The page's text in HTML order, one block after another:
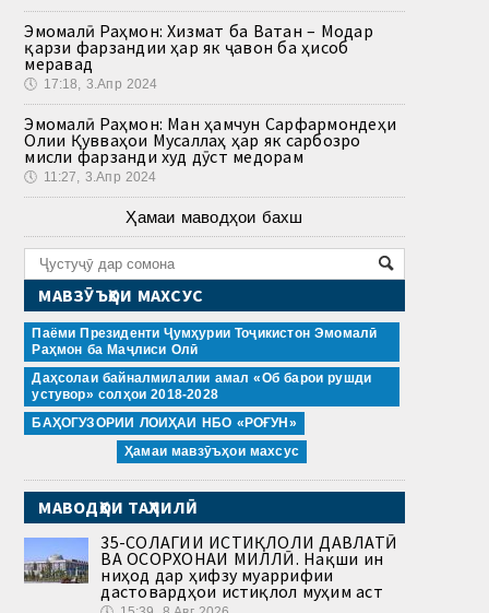
Эмомалӣ Раҳмон: Хизмат ба Ватан – Модар
қарзи фарзандии ҳар як ҷавон ба ҳисоб
меравад
🕔 17:18, 3.Апр 2024
Эмомалӣ Раҳмон: Ман ҳамчун Сарфармондеҳи
Олии Қувваҳои Мусаллаҳ ҳар як сарбозро
мисли фарзанди худ дӯст медорам
🕔 11:27, 3.Апр 2024
Ҳамаи маводҳои бахш
МАВЗӮЪҲОИ МАХСУС
Паёми Президенти Ҷумҳурии Тоҷикистон Эмомалӣ
Раҳмон ба Маҷлиси Олӣ
Даҳсолаи байналмилалии амал «Об барои рушди
устувор» солҳои 2018-2028
БАҲОГУЗОРИИ ЛОИҲАИ НБО «РОҒУН»
Ҳамаи мавзӯъҳои махсус
МАВОДҲОИ ТАҲЛИЛӢ
35-СОЛАГИИ ИСТИҚЛОЛИ ДАВЛАТӢ
ВА ОСОРХОНАИ МИЛЛӢ. Нақши ин
ниҳод дар ҳифзу муаррифии
дастовардҳои истиқлол муҳим аст